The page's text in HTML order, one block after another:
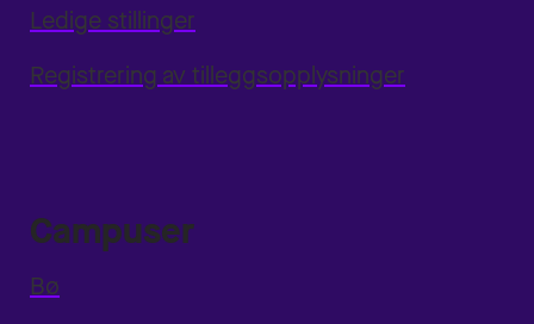
Ledige stillinger
Registrering av tilleggsopplysninger
Campuser
Bø